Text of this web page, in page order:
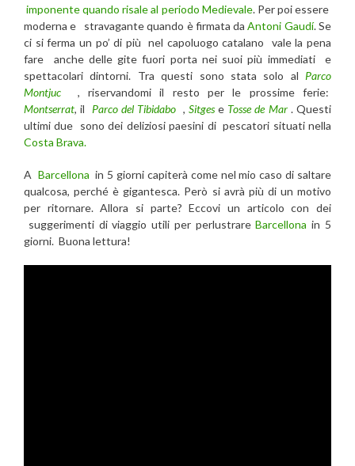
imponente quando risale al periodo Medievale. Per poi essere
moderna e stravagante quando è firmata daAntoni Gaudí. Se
ci si ferma un po’ di più nel capoluogo catalano vale la pena
fare anche delle gite fuori porta nei suoi più immediati e
spettacolari dintorni. Tra questi sono stata solo al Parco
Montjuc , riservandomi il resto per le prossime ferie:
Montserrat, il Parco del Tibidabo , Sitgese Tosse de Mar. Questi
ultimi due sono dei deliziosi paesini di pescatori situati nella
Costa Brava.
A Barcellona in 5 giorni capiterà come nel mio caso di saltare
qualcosa, perché è gigantesca. Però si avrà più di un motivo
per ritornare. Allora si parte? Eccovi un articolo con dei
suggerimenti di viaggio utili per perlustrareBarcellona in 5
giorni. Buona lettura!